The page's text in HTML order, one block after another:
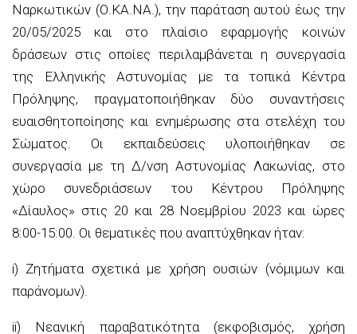
Ναρκωτικών (Ο.ΚΑ.ΝΑ.), την παράταση αυτού έως την
20/05/2025 και στο πλαίσιο εφαρμογής κοινών
δράσεων στις οποίες περιλαμβάνεται η συνεργασία
της Ελληνικής Αστυνομίας με τα τοπικά Κέντρα
Πρόληψης, πραγματοποιήθηκαν δύο συναντήσεις
ευαισθητοποίησης και ενημέρωσης στα στελέχη του
Σώματος. Οι εκπαιδεύσεις υλοποιήθηκαν σε
συνεργασία με τη Δ/νση Αστυνομίας Λακωνίας, στο
χώρο συνεδριάσεων του Κέντρου Πρόληψης
«Δίαυλος» στις 20 και 28 Νοεμβρίου 2023 και ώρες
8:00-15:00. Οι θεματικές που αναπτύχθηκαν ήταν:
i) Ζητήματα σχετικά με χρήση ουσιών (νόμιμων και
παράνομων).
ii) Νεανική παραβατικότητα (εκφοβισμός, χρήση